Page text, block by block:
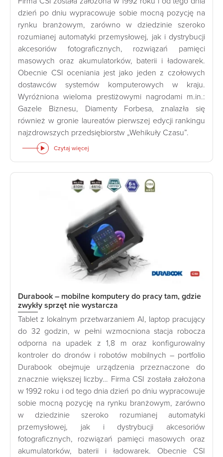
dzień po dniu wypracowuje sobie mocną pozycję na
rynku branżowym, zarówno w dziedzinie szeroko
rozumianej automatyki przemysłowej, jak i dystrybucji
akcesoriów fotograficznych, rozwiązań pamięci
masowych oraz akumulatorków, baterii i ładowarek.
Obecnie CSI oceniania jest jako jeden z czołowych
dostawców systemów komputerowych w kraju.
Wyróżniona wieloma prestiżowymi nagrodami m.in.:
Gazele Biznesu, Diamenty Forbesa, znalazła się
również w gronie laureatów pierwszej edycji rankingu
najzdrowszych przedsiębiorstw „Wehikuły Czasu”.
Czytaj więcej
Durabook – mobilne komputery do pracy tam, gdzie
zwykły sprzęt nie wystarcza
Tablet z lokalnym przetwarzaniem AI, laptop pracujący
do 32 godzin, w pełni wzmocniona stacja robocza
odporna na upadek z 1,8 m oraz konfigurowalny
kontroler do dronów i robotów mobilnych – portfolio
Durabook obejmuje urządzenia przeznaczone do
znacznie większej liczby… Firma CSI została założona
w 1992 roku i od tego dnia dzień po dniu wypracowuje
sobie mocną pozycję na rynku branżowym, zarówno
w dziedzinie szeroko rozumianej automatyki
przemysłowej, jak i dystrybucji akcesoriów
fotograficznych, rozwiązań pamięci masowych oraz
akumulatorków, baterii i ładowarek. Obecnie CSI